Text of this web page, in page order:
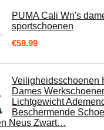
PUMA Cali Wn's
sportschoenen
€59.99
Veiligheidsschoenen
Dames
Lichtgewicht
Beschermende
Neus Zwart…